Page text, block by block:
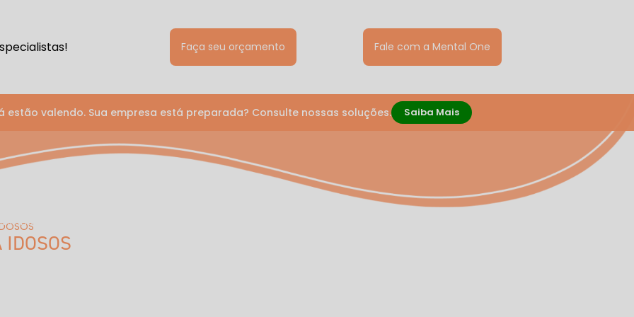
Faça seu orçamento Fale com a Mental One
estão valendo. Sua empresa está preparada? Consulte nossas soluções. Saiba Mais